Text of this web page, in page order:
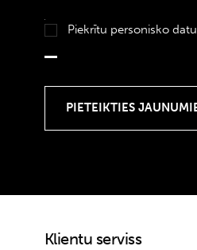
Piekrītu personisko datu
Klientu serviss